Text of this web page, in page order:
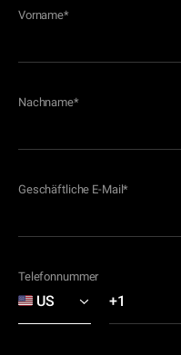
Vorname*
Nachname*
Geschäftliche E-Mail*
Telefonnummer